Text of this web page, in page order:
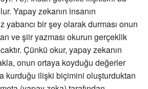
Yapay zekanın insanın
yabancı bir şey olarak durması onun
ve şiir yazması okurun gerçeklik
Çünkü okur, yapay zekanın
onun ortaya koyduğu değerler
kurduğu ilişki biçimini oluşturduktan